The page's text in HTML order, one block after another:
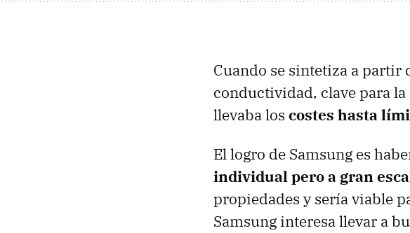
Cuando se sintetiza a partir
conductividad, clave para
llevaba los costes hasta
El logro de Samsung es
individual pero a gran
propiedades y sería viable
Samsung interesa llevar a